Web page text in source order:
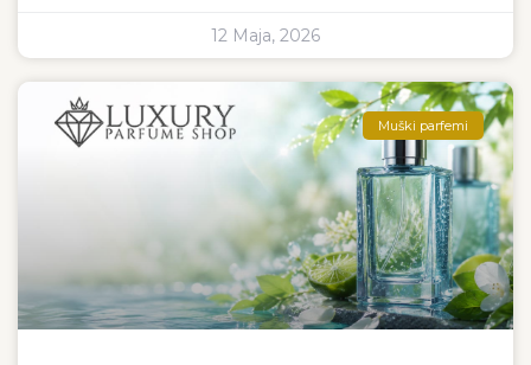
12 Maja, 2026
Muški parfemi